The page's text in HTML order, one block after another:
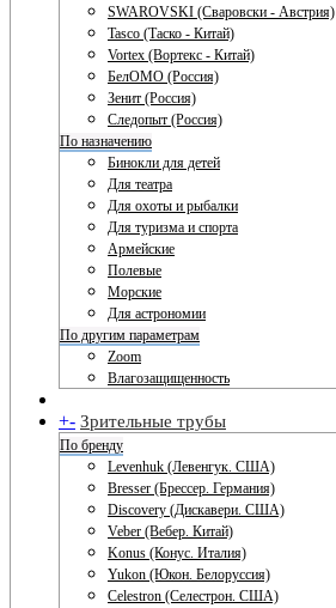
SWAROVSKI (Сваровски - Австрия)
Tasco (Таско - Китай)
Vortex (Вортекс - Китай)
БелОМО (Россия)
Зенит (Россия)
Следопыт (Россия)
По назначению
Бинокли для детей
Для театра
Для охоты и рыбалки
Для туризма и спорта
Армейские
Полевые
Морские
Для астрономии
По другим параметрам
Zoom
Влагозащищенность
+- Зрительные трубы
По бренду
Levenhuk (Левенгук. США)
Bresser (Брессер. Германия)
Discovery (Дискавери. США)
Veber (Вебер. Китай)
Konus (Конус. Италия)
Yukon (Юкон. Белоруссия)
Celestron (Селестрон. США)